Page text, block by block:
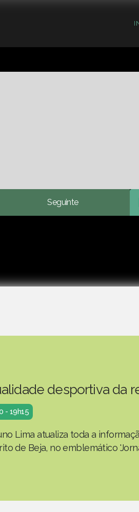
Seguinte
desportiva da
- 19h15
Lima atualiza toda a
de Beja, no emblemático